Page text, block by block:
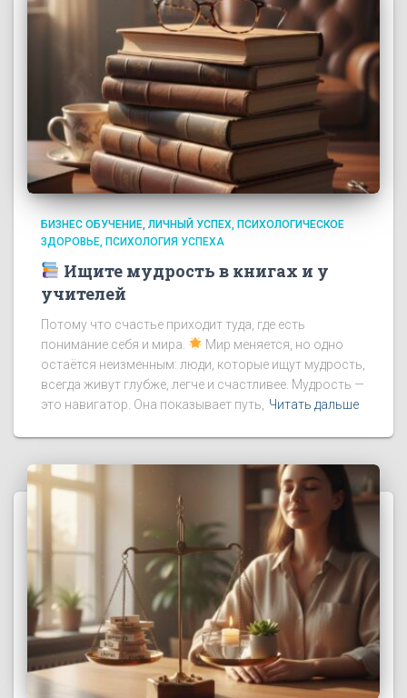
БИЗНЕС ОБУЧЕНИЕ ЛИЧНЫЙ УСПЕХ ПСИХОЛОГИЧЕСКОЕ
ЗДОРОВЬЕ ПСИХОЛОГИЯ УСПЕХА
Ищите мудрость в книгах и у
учителей
Потому что счастье приходит туда, где есть
понимание себя и мира.
Мир меняется, но одно
остаётся неизменным: люди, которые ищут мудрость,
всегда живут глубже, легче и счастливее. Мудрость —
это навигатор. Она показывает путь,
Читать дальше